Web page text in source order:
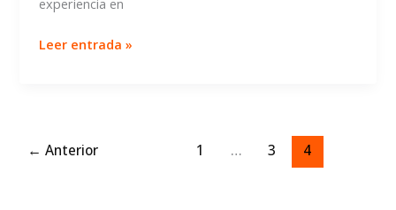
De
Leer entrada »
← Anterior 1 … 3 4